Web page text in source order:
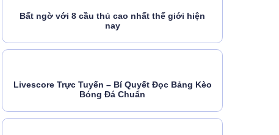
Bất ngờ với 8 cầu thủ cao nhất thế giới hiện
nay
Livescore Trực Tuyến – Bí Quyết Đọc Bảng Kèo
Bóng Đá Chuẩn